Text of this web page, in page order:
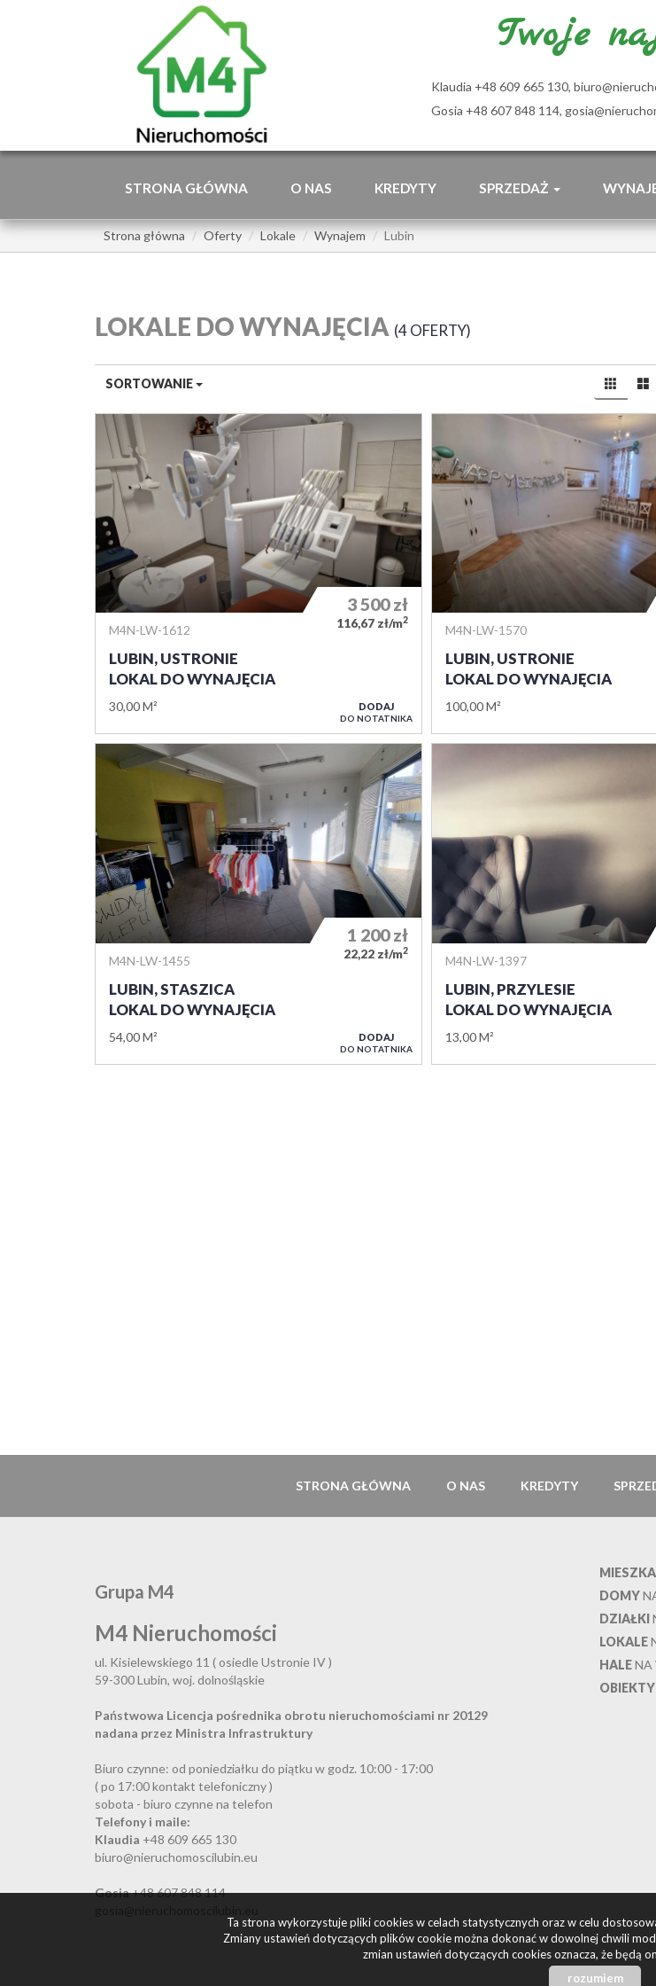
Twoje
Klaudia +48 609 665 130,
Gosia +48 607 848 114,
STRONA GŁÓWNA O NAS KREDYTY SPRZEDAŻ
Strona główna Oferty Lokale Wynajem Lubin
LOKALE DO WYNAJĘCIA 4 OFERTY
SORTOWANIE
M4N-LW-1612
LUBIN, USTRONIE
LOKAL DO WYNAJĘCIA
30,00 M²
3 500zł
116,67 zł/m2
DODAJ
DO NOTATNIKA
M4N-LW-1570
LUBIN, USTRONIE
LOKAL DO WYNAJĘCIA
100,00 M²
M4N-LW-1455
LUBIN, STASZICA
LOKAL DO WYNAJĘCIA
54,00 M²
1 200zł
22,22 zł/m2
DODAJ
DO NOTATNIKA
M4N-LW-1397
LUBIN, PRZYLESIE
LOKAL DO WYNAJĘCIA
13,00 M²
STRONA GŁÓWNA O NAS KREDYTY
Grupa M4
M4 Nieruchomości
ul. Kisielewskiego 11 ( osiedle Ustronie IV )
59-300 Lubin, woj. dolnośląskie
Państwowa Licencja pośrednika obrotu nieruchomościami nr 20129
nadana przez Ministra Infrastruktury
Biuro czynne: od poniedziałku do piątku w godz. 10:00 - 17:00
( po 17:00 kontakt telefoniczny )
sobota - biuro czynne na telefon
Telefony i maile:
Klaudia +48 609 665 130
biuro@nieruchomoscilubin.eu
Gosia+48 607 848 114
DOMY
DZIAŁKI
LOKALE
HALENA
OBIEKTY
Ta strona wykorzystuje pliki cookies w celach statystycznych oraz w celu
Zmiany ustawień dotyczących plików cookie można dokonać w dowolnej chwili
zmian ustawień dotyczących cookies oznacza, że będą
rozumiem